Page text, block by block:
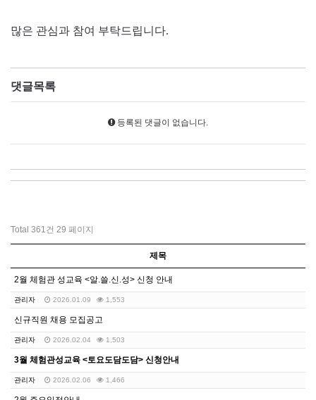
많은 관심과 참여 부탁드립니다.
댓글목록
등록된 댓글이 없습니다.
Total 361건 29 페이지
제목
2월 체험관 성교육 <알.쓸.신.성> 신청 안내
관리자 2026.01.09 1,553
신규직원 채용 모집공고
관리자 2026.02.04 1,503
3월 체험관성교육 <토요도담도담> 신청안내
관리자 2026.02.06 1,466